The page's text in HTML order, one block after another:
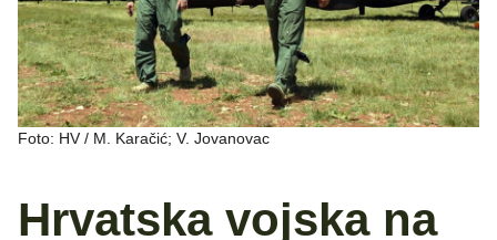
Foto: HV / M. Karačić; V. Jovanovac
Hrvatska vojska na